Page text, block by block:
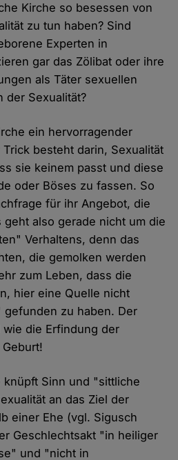
Kirche so besessen von
zu tun haben? Sind
Experten in
gar das Zölibat oder ihre
als Täter sexuellen
der Sexualität?
ein hervorragender
besteht darin, Sexualität
sie keinem passt und diese
oder Böses zu fassen. So
für ihr Angebot, die
geht also gerade nicht um die
Verhaltens, denn das
die gemolken werden
zum Leben, dass die
hier eine Quelle nicht
zu haben. Der
die Erfindung der
knüpft Sinn und "sittliche
an das Ziel der
einer Ehe (vgl. Sigusch
Geschlechtsakt "in heiliger
und "nicht in